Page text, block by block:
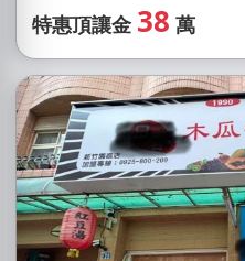
特惠頂讓金 38 萬